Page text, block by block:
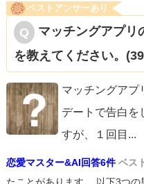
ベストアンサーあり
マッチングアプリ
を教えてください。(39
マッチングアプ
デートで告白を
すが、１回目 ...
恋愛マスター&AI回答6件 ベス